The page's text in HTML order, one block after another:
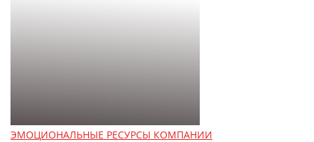
ЭМОЦИОНАЛЬНЫЕ РЕСУРСЫ КОМПАНИИ